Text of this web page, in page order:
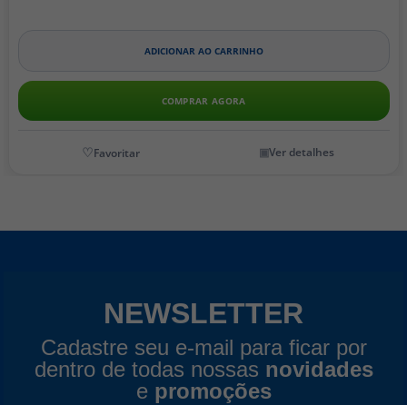
ADICIONAR AO CARRINHO
COMPRAR AGORA
Ver detalhes
NEWSLETTER
Cadastre seu e-mail para ficar por
dentro de todas nossas novidades
e promoções